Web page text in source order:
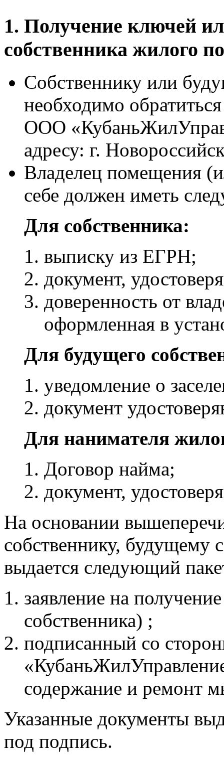
1. Получение ключей
собственника жилого
Собственнику или
необходимо
ООО
адресу: г.
Владелец помещения
себе должен иметь
Для собственника:
выписку из ЕГРН;
документ,
доверенность от
оформленная в
Для будущего
уведомление о
документ
Для нанимателя
Договор найма;
документ,
На основании
собственнику, будущему
выдается следующий
заявление на
собственника) ;
подписанный со
содержание и ремонт
Указанные документы
под подпись.